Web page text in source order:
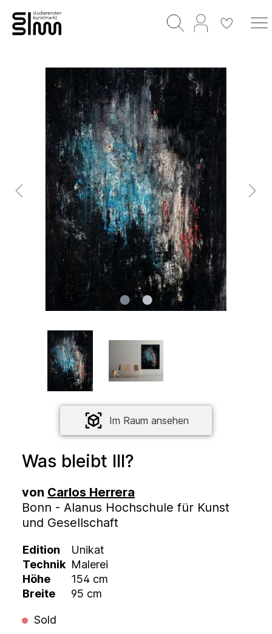
Im Raum ansehen
Was bleibt III?
von Carlos Herrera
Bonn - Alanus Hochschule für Kunst
und Gesellschaft
Edition
Unikat
Technik Malerei
Höhe
154 cm
Breite
95 cm
Sold